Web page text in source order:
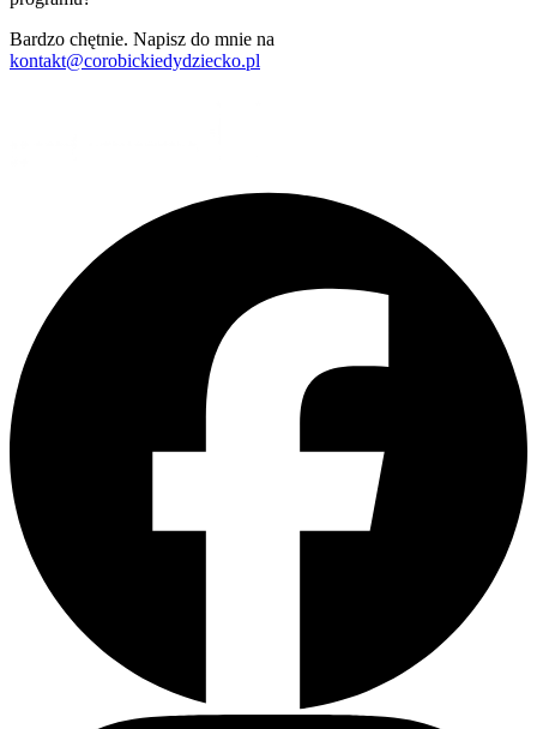
Bardzo chętnie. Napisz do mnie na
kontakt@corobickiedydziecko.pl